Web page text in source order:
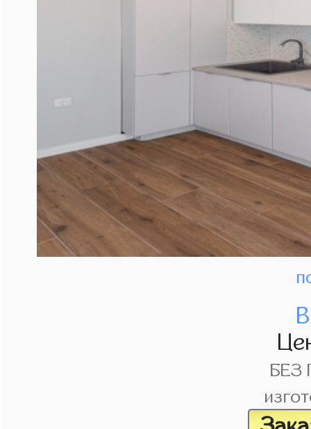
БЕЗ